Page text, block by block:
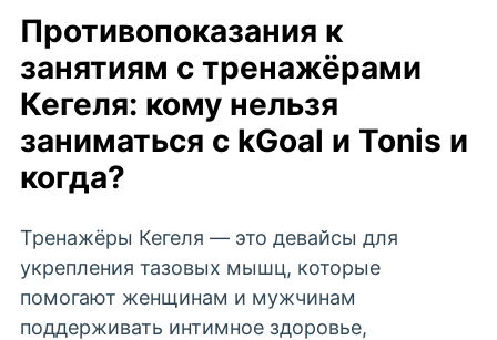
Противопоказания к
занятиям с тренажёрами
Кегеля: кому нельзя
заниматься с kGoal и Tonis и
когда?
Тренажёры Кегеля — это девайсы для
укрепления тазовых мышц, которые
помогают женщинам и мужчинам
поддерживать интимное здоровье,